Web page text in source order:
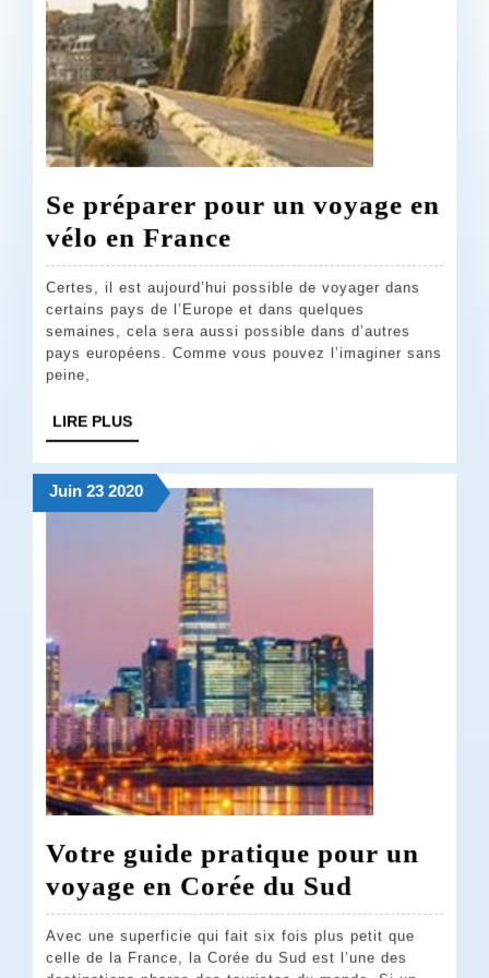
Se préparer pour un voyage en
vélo en France
préparer
pour
un
voyage
en
France
Certes, il est aujourd’hui possible de voyager dans
certains pays de l’Europe et dans quelques
semaines, cela sera aussi possible dans d’autres
pays européens. Comme vous pouvez l’imaginer sans
peine,
LIRE PLUSLIRE
PLUS
Juin23
juin
2323
juin
202023
juin
Votre guide pratique pour un
voyage en Corée du Sud
guide
pratique
Avec une superficie qui fait six fois plus petit que
celle de la France, la Corée du Sud est l’une des